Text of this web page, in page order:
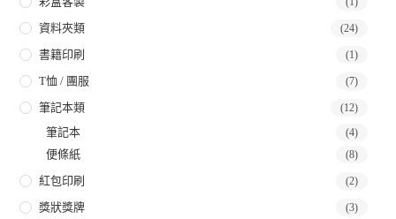
資料夾類 (24)
書籍印刷 (1)
T恤 / 團服 (7)
筆記本類 (12)
筆記本 (4)
便條紙 (8)
紅包印刷 (2)
獎狀獎牌 (3)